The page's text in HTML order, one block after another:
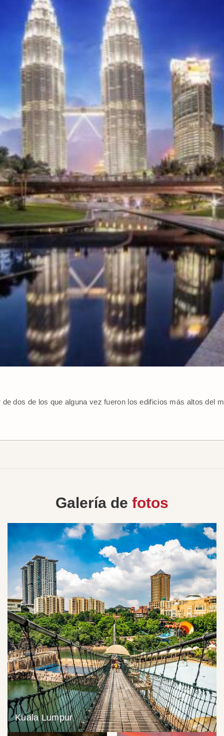
dos de los que alguna vez fueron los edificios más altos del
Galería de fotos
Kuala Lumpur